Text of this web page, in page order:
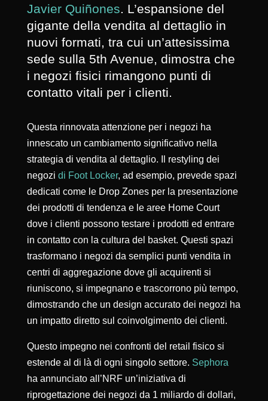
Javier Quiñones. L’espansione del
gigante della vendita al dettaglio in
nuovi formati, tra cui un’attesissima
sede sulla 5th Avenue, dimostra che
i negozi fisici rimangono punti di
contatto vitali per i clienti.
Questa rinnovata attenzione per i negozi ha
innescato un cambiamento significativo nella
strategia di vendita al dettaglio. Il restyling dei
negozi di Foot Locker, ad esempio, prevede spazi
dedicati come le Drop Zones per la presentazione
dei prodotti di tendenza e le aree Home Court
dove i clienti possono testare i prodotti ed entrare
in contatto con la cultura del basket. Questi spazi
trasformano i negozi da semplici punti vendita in
centri di aggregazione dove gli acquirenti si
riuniscono, si impegnano e trascorrono più tempo,
dimostrando che un design accurato dei negozi ha
un impatto diretto sul coinvolgimento dei clienti.
Questo impegno nei confronti del retail fisico si
estende al di là di ogni singolo settore. Sephora
ha annunciato all’NRF un’iniziativa di
riprogettazione dei negozi da 1 miliardo di dollari,